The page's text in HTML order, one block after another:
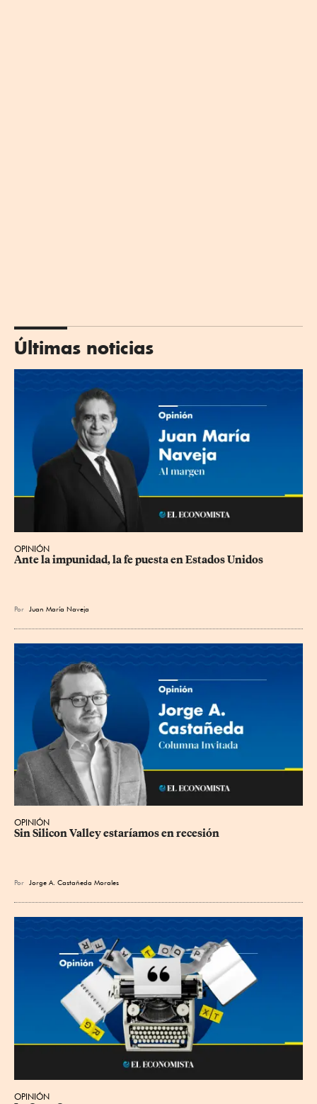
Últimas noticias
OPINIÓN
Ante la impunidad, la fe puesta en Estados Unidos
Por Juan María Naveja
OPINIÓN
Sin Silicon Valley estaríamos en recesión
Por Jorge A. Castañeda Morales
OPINIÓN